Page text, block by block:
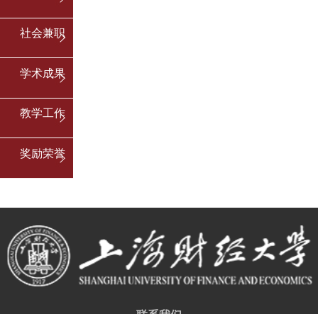
社会兼职
学术成果
教学工作
奖励荣誉